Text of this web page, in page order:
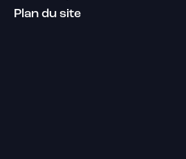
Plan du site